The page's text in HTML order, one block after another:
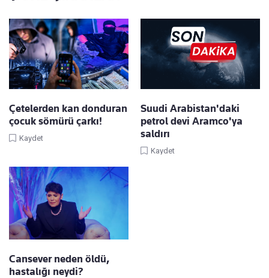
Çetelerden kan donduran
çocuk sömürü çarkı!
Kaydet
Suudi Arabistan'daki
petrol devi Aramco'ya
saldırı
Kaydet
Cansever neden öldü,
hastalığı neydi?